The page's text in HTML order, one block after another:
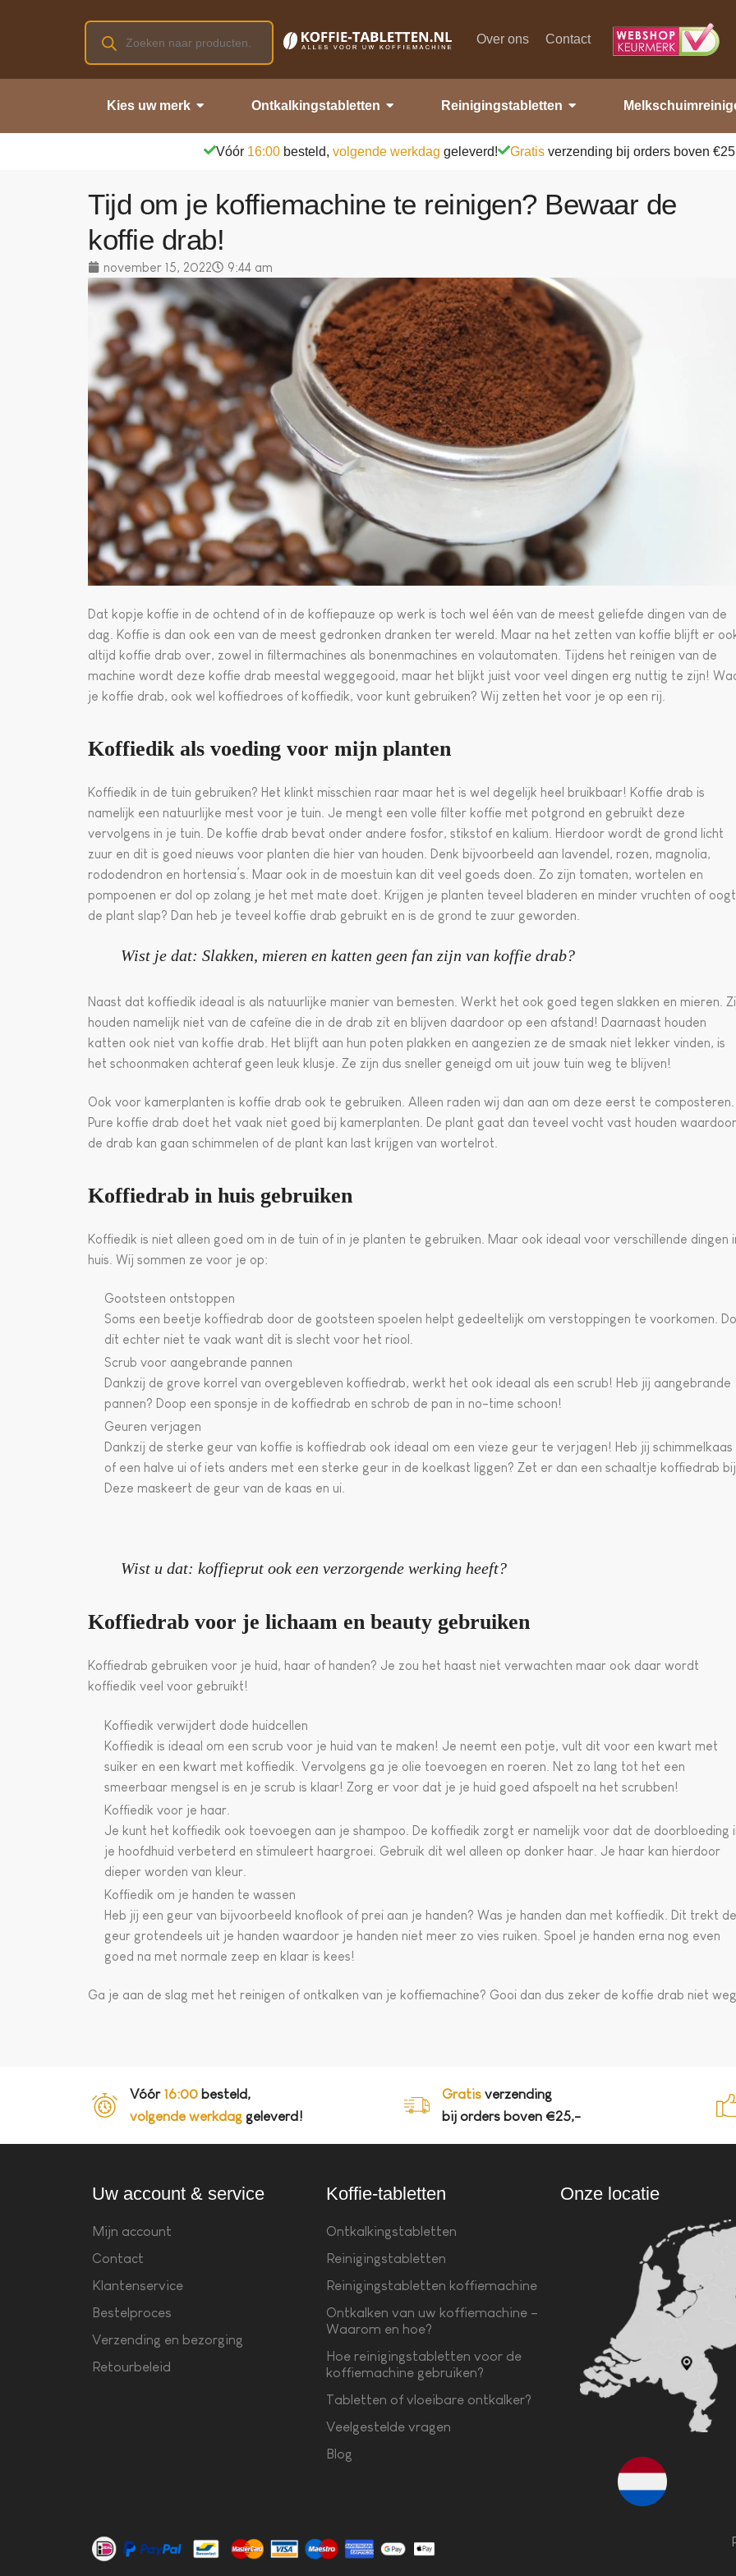
Over ons Contact
Kies uw merk Ontkalkingstabletten Reinigingstabletten
Vóór 16:00 besteld, volgende werkdag geleverd! Gratis verzending bij orders boven
Tijd om je koffiemachine te reinigen? Bewaar de
koffie drab!
november 15, 2022 9:44 am
Dat kopje koffie in de ochtend of in de koffiepauze op werk is toch wel één van de meest geliefde dingen van de
dag. Koffie is dan ook een van de meest gedronken dranken ter wereld. Maar na het zetten van koffie blijft er
altijd koffie drab over, zowel in filtermachines als bonenmachines en volautomaten. Tijdens het reinigen van de
machine wordt deze koffie drab meestal weggegooid, maar het blijkt juist voor veel dingen erg nuttig te zijn!
je koffie drab, ook wel koffiedroes of koffiedik, voor kunt gebruiken? Wij zetten het voor je op een rij.
Koffiedik als voeding voor mijn planten
Koffiedik in de tuin gebruiken? Het klinkt misschien raar maar het is wel degelijk heel bruikbaar! Koffie drab is
namelijk een natuurlijke mest voor je tuin. Je mengt een volle filter koffie met potgrond en gebruikt deze
vervolgens in je tuin. De koffie drab bevat onder andere fosfor, stikstof en kalium. Hierdoor wordt de grond licht
zuur en dit is goed nieuws voor planten die hier van houden. Denk bijvoorbeeld aan lavendel, rozen, magnolia,
rododendron en hortensia’s. Maar ook in de moestuin kan dit veel goeds doen. Zo zijn tomaten, wortelen en
pompoenen er dol op zolang je het met mate doet. Krijgen je planten teveel bladeren en minder vruchten of oogt
de plant slap? Dan heb je teveel koffie drab gebruikt en is de grond te zuur geworden.
Wist je dat: Slakken, mieren en katten geen fan zijn van koffie drab?
Naast dat koffiedik ideaal is als natuurlijke manier van bemesten. Werkt het ook goed tegen slakken en mieren.
houden namelijk niet van de cafeïne die in de drab zit en blijven daardoor op een afstand! Daarnaast houden
katten ook niet van koffie drab. Het blijft aan hun poten plakken en aangezien ze de smaak niet lekker vinden, is
het schoonmaken achteraf geen leuk klusje. Ze zijn dus sneller geneigd om uit jouw tuin weg te blijven!
Ook voor kamerplanten is koffie drab ook te gebruiken. Alleen raden wij dan aan om deze eerst te composteren.
Pure koffie drab doet het vaak niet goed bij kamerplanten. De plant gaat dan teveel vocht vast houden waardoor
de drab kan gaan schimmelen of de plant kan last krijgen van wortelrot.
Koffiedrab in huis gebruiken
Koffiedik is niet alleen goed om in de tuin of in je planten te gebruiken. Maar ook ideaal voor verschillende dingen
huis. Wij sommen ze voor je op:
Gootsteen ontstoppen
Soms een beetje koffiedrab door de gootsteen spoelen helpt gedeeltelijk om verstoppingen te voorkomen.
dit echter niet te vaak want dit is slecht voor het riool.
Scrub voor aangebrande pannen
Dankzij de grove korrel van overgebleven koffiedrab, werkt het ook ideaal als een scrub! Heb jij aangebrande
pannen? Doop een sponsje in de koffiedrab en schrob de pan in no-time schoon!
Geuren verjagen
Dankzij de sterke geur van koffie is koffiedrab ook ideaal om een vieze geur te verjagen! Heb jij schimmelkaas
of een halve ui of iets anders met een sterke geur in de koelkast liggen? Zet er dan een schaaltje koffiedrab bij.
Deze maskeert de geur van de kaas en ui.
Wist u dat: koffieprut ook een verzorgende werking heeft?
Koffiedrab voor je lichaam en beauty gebruiken
Koffiedrab gebruiken voor je huid, haar of handen? Je zou het haast niet verwachten maar ook daar wordt
koffiedik veel voor gebruikt!
Koffiedik verwijdert dode huidcellen
Koffiedik is ideaal om een scrub voor je huid van te maken! Je neemt een potje, vult dit voor een kwart met
suiker en een kwart met koffiedik. Vervolgens ga je olie toevoegen en roeren. Net zo lang tot het een
smeerbaar mengsel is en je scrub is klaar! Zorg er voor dat je je huid goed afspoelt na het scrubben!
Koffiedik voor je haar.
Je kunt het koffiedik ook toevoegen aan je shampoo. De koffiedik zorgt er namelijk voor dat de doorbloeding
je hoofdhuid verbeterd en stimuleert haargroei. Gebruik dit wel alleen op donker haar. Je haar kan hierdoor
dieper worden van kleur.
Koffiedik om je handen te wassen
Heb jij een geur van bijvoorbeeld knoflook of prei aan je handen? Was je handen dan met koffiedik. Dit trekt de
geur grotendeels uit je handen waardoor je handen niet meer zo vies ruiken. Spoel je handen erna nog even
goed na met normale zeep en klaar is kees!
Ga je aan de slag met het reinigen of ontkalken van je koffiemachine? Gooi dan dus zeker de koffie drab niet
Vóór 16:00 besteld,
volgende werkdag geleverd!
Gratis verzending
bij orders boven €25,-
Uw account & service
Mijn account
Contact
Klantenservice
Bestelproces
Verzending en bezorging
Retourbeleid
Koffie-tabletten
Ontkalkingstabletten
Reinigingstabletten
Reinigingstabletten koffiemachine
Ontkalken van uw koffiemachine –
Waarom en hoe?
Hoe reinigingstabletten voor de
koffiemachine gebruiken?
Tabletten of vloeibare ontkalker?
Veelgestelde vragen
Blog
Onze locatie